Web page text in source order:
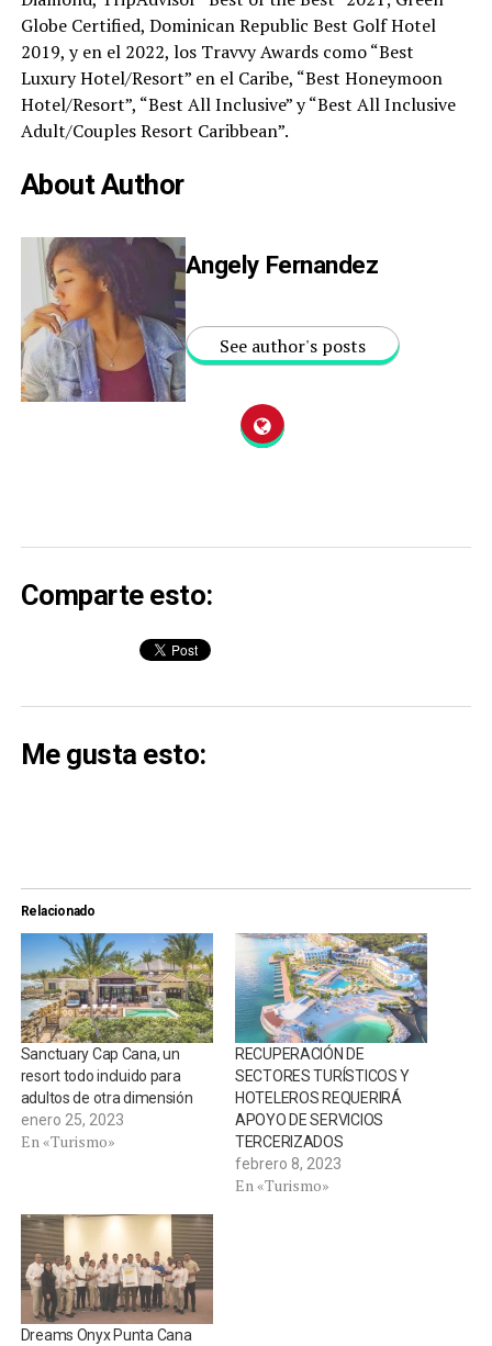
Globe Certified, Dominican Republic Best Golf Hotel
2019, y en el 2022, los Travvy Awards como “Best
Luxury Hotel/Resort” en el Caribe, “Best Honeymoon
Hotel/Resort”, “Best All Inclusive” y “Best All Inclusive
Adult/Couples Resort Caribbean”.
About Author
Angely Fernandez
See author's posts
Comparte esto:
Me gusta esto:
Relacionado
Sanctuary Cap Cana, un
resort todo incluido para
adultos de otra dimensión
enero 25, 2023
En «Turismo»
RECUPERACIÓN DE
SECTORES TURÍSTICOS Y
HOTELEROS REQUERIRÁ
APOYO DE SERVICIOS
TERCERIZADOS
febrero 8, 2023
En «Turismo»
Dreams Onyx Punta Cana